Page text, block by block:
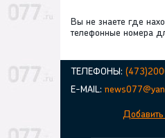
Вы не знаете где
телефонные номера
ТЕЛЕФОНЫ:
E-MAIL: